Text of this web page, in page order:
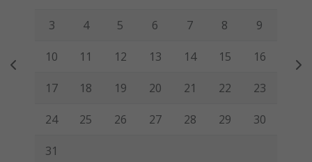
3 4 5 6 7 8 9
10 11 12 13 14 15 16
17 18 19 20 21 22 23
24 25 26 27 28 29 30
31